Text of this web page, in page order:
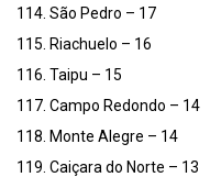
114. São Pedro – 17
115. Riachuelo – 16
116. Taipu – 15
117. Campo Redondo – 14
118. Monte Alegre – 14
119. Caiçara do Norte – 13